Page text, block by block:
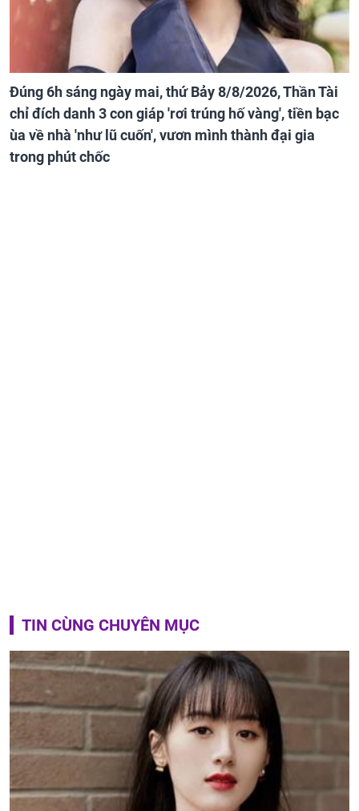
Đúng 6h sáng ngày mai, thứ Bảy 8/8/2026, Thần Tài
chỉ đích danh 3 con giáp 'rơi trúng hố vàng', tiền bạc
ùa về nhà 'như lũ cuốn', vươn mình thành đại gia
trong phút chốc
TIN CÙNG CHUYÊN MỤC